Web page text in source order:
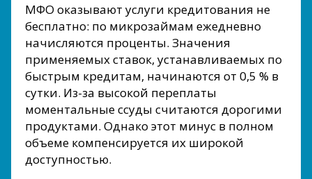
МФО оказывают услуги кредитования не
бесплатно: по микрозаймам ежедневно
начисляются проценты. Значения
применяемых ставок, устанавливаемых по
быстрым кредитам, начинаются от 0,5 % в
сутки. Из-за высокой переплаты
моментальные ссуды считаются дорогими
продуктами. Однако этот минус в полном
объеме компенсируется их широкой
доступностью.